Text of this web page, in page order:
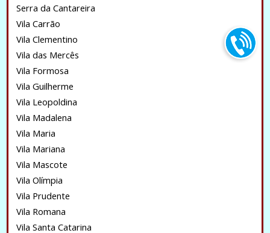
Serra da Cantareira
Vila Carrão
Vila Clementino
Vila das Mercês
Vila Formosa
Vila Guilherme
Vila Leopoldina
Vila Madalena
Vila Maria
Vila Mariana
Vila Mascote
Vila Olímpia
Vila Prudente
Vila Romana
Vila Santa Catarina